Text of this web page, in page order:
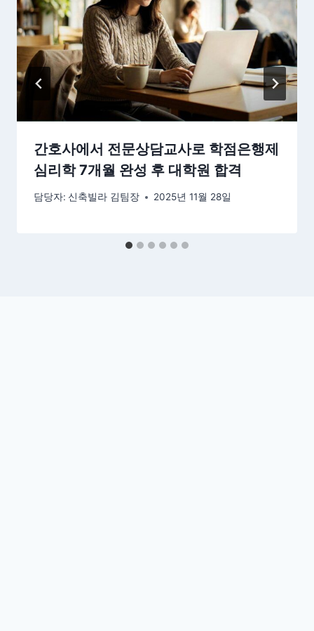
간호사에서 전문상담교사로 학점은행제
심리학 7개월 완성 후 대학원 합격
담당자: 신축빌라 김팀장 2025년 11월 28일